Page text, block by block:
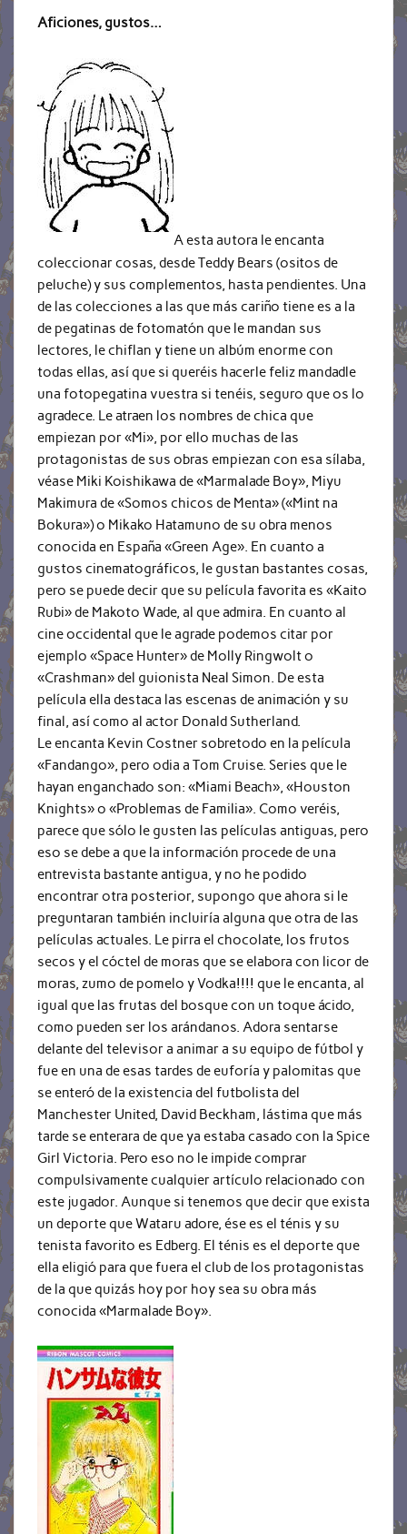
Aficiones, gustos…
A esta autora le encanta
coleccionar cosas, desde Teddy Bears (ositos de
peluche) y sus complementos, hasta pendientes. Una
de las colecciones a las que más cariño tiene es a la
de pegatinas de fotomatón que le mandan sus
lectores, le chiflan y tiene un albúm enorme con
todas ellas, así que si queréis hacerle feliz mandadle
una fotopegatina vuestra si tenéis, seguro que os lo
agradece. Le atraen los nombres de chica que
empiezan por «Mi», por ello muchas de las
protagonistas de sus obras empiezan con esa sílaba,
véase Miki Koishikawa de «Marmalade Boy», Miyu
Makimura de «Somos chicos de Menta» («Mint na
Bokura») o Mikako Hatamuno de su obra menos
conocida en España «Green Age». En cuanto a
gustos cinematográficos, le gustan bastantes cosas,
pero se puede decir que su película favorita es «Kaito
Rubi» de Makoto Wade, al que admira. En cuanto al
cine occidental que le agrade podemos citar por
ejemplo «Space Hunter» de Molly Ringwolt o
«Crashman» del guionista Neal Simon. De esta
película ella destaca las escenas de animación y su
final, así como al actor Donald Sutherland.
Le encanta Kevin Costner sobretodo en la película
«Fandango», pero odia a Tom Cruise. Series que le
hayan enganchado son: «Miami Beach», «Houston
Knights» o «Problemas de Familia». Como veréis,
parece que sólo le gusten las películas antiguas, pero
eso se debe a que la información procede de una
entrevista bastante antigua, y no he podido
encontrar otra posterior, supongo que ahora si le
preguntaran también incluiría alguna que otra de las
películas actuales. Le pirra el chocolate, los frutos
secos y el cóctel de moras que se elabora con licor de
moras, zumo de pomelo y Vodka!!!! que le encanta, al
igual que las frutas del bosque con un toque ácido,
como pueden ser los arándanos. Adora sentarse
delante del televisor a animar a su equipo de fútbol y
fue en una de esas tardes de euforía y palomitas que
se enteró de la existencia del futbolista del
Manchester United, David Beckham, lástima que más
tarde se enterara de que ya estaba casado con la Spice
Girl Victoria. Pero eso no le impide comprar
compulsivamente cualquier artículo relacionado con
este jugador. Aunque si tenemos que decir que exista
un deporte que Wataru adore, ése es el ténis y su
tenista favorito es Edberg. El ténis es el deporte que
ella eligió para que fuera el club de los protagonistas
de la que quizás hoy por hoy sea su obra más
conocida «Marmalade Boy».